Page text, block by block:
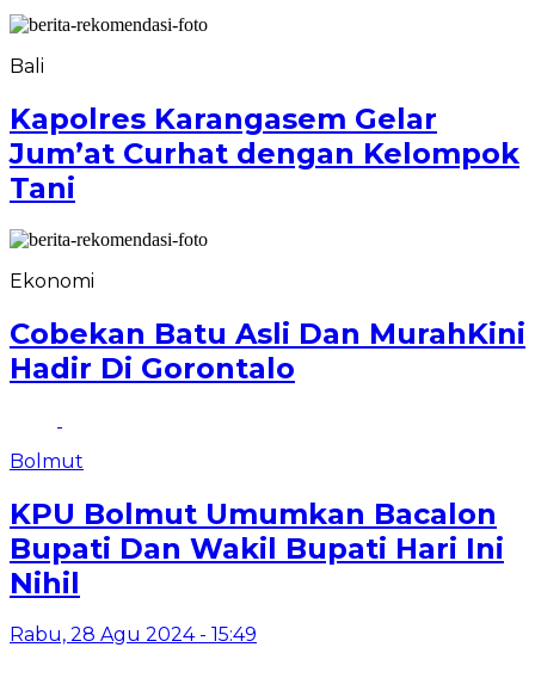
Bali
Kapolres Karangasem Gelar
Jum’at Curhat dengan Kelompok
Tani
Ekonomi
Cobekan Batu Asli Dan MurahKini
Hadir Di Gorontalo
Bolmut
KPU Bolmut Umumkan Bacalon
Bupati Dan Wakil Bupati Hari Ini
Nihil
Rabu, 28 Agu 2024 - 15:49